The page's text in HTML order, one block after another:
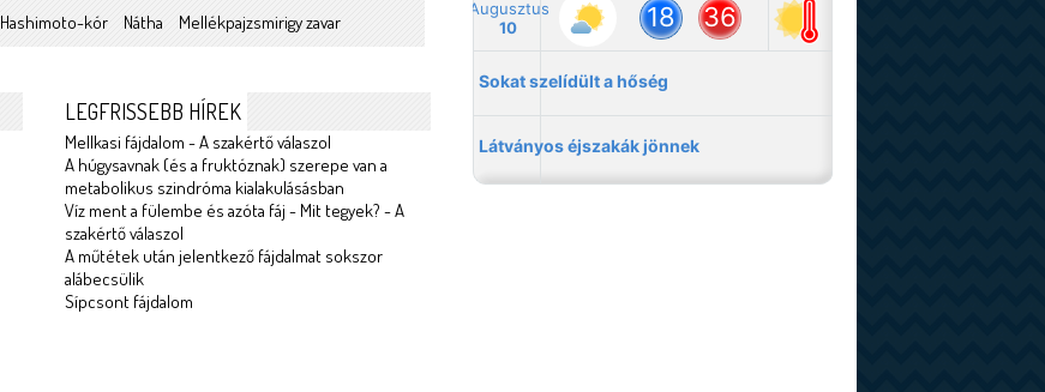
Hashimoto-kór Nátha Mellékpajzsmirigy zavar
LEGFRISSEBB HÍREK
Mellkasi fájdalom - A szakértő válaszol
A húgysavnak (és a fruktóznak) szerepe van a
metabolikus szindróma kialakulásásban
Víz ment a fülembe és azóta fáj - Mit tegyek? - A
szakértő válaszol
A műtétek után jelentkező fájdalmat sokszor
alábecsülik
Sípcsont fájdalom